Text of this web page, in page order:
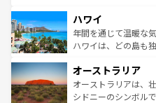
ば市内交通費無料で観光
着のスイス情報はコ
のような巨大都市は
ンメントが詰まった
西部には大自然が広
部のニューオーリン
文化が魅力。旅行者
しみながら、その多
ハワイ
年間を通じて温暖な
ハワイは、どの島も
ワイ島は見逃せない
島だが、静かな自然
おすすめ。エメラル
オーストラリア
オーストラリアは、
シドニーのシンボル